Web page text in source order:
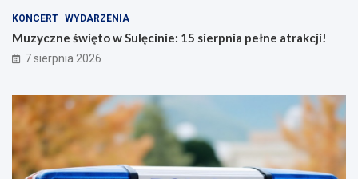
KONCERT WYDARZENIA
Muzyczne święto w Sulęcinie: 15 sierpnia pełne atrakcji!
7 sierpnia 2026